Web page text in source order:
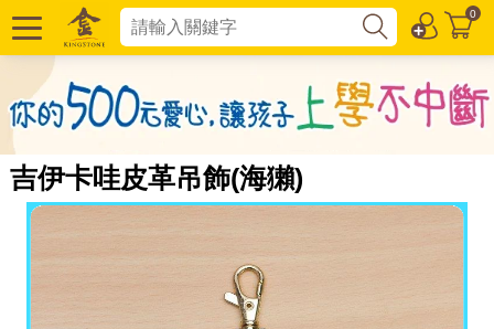
0
吉伊卡哇皮革吊飾(海獺)